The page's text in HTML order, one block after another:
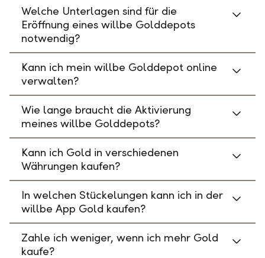
Welche Unterlagen sind für die
Eröffnung eines willbe Golddepots
notwendig?
Kann ich mein willbe Golddepot online
verwalten?
Wie lange braucht die Aktivierung
meines willbe Golddepots?
Kann ich Gold in verschiedenen
Währungen kaufen?
In welchen Stückelungen kann ich in der
willbe App Gold kaufen?
Zahle ich weniger, wenn ich mehr Gold
kaufe?